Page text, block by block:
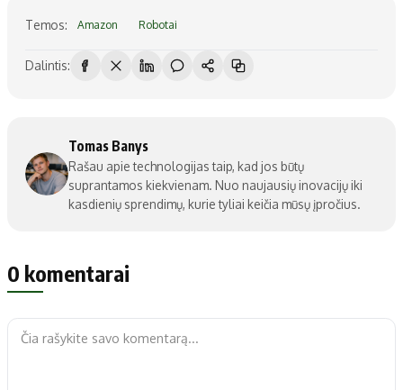
Temos: Amazon Robotai
Dalintis:
Tomas Banys
Rašau apie technologijas taip, kad jos būtų
suprantamos kiekvienam. Nuo naujausių inovacijų iki
kasdienių sprendimų, kurie tyliai keičia mūsų įpročius.
0 komentarai